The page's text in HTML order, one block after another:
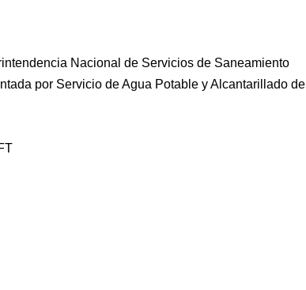
Nacional de Servicios de Saneamiento
por Servicio de Agua Potable y Alcantarillado de